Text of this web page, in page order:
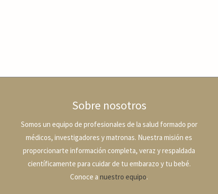
Sobre nosotros
Somos un equipo de profesionales de la salud formado por
médicos, investigadores y matronas. Nuestra misión es
proporcionarte información completa, veraz y respaldada
científicamente para cuidar de tu embarazo y tu bebé.
Conoce a nuestro equipo.